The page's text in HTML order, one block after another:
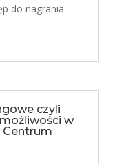
do nagrania
czyli
w
Centrum